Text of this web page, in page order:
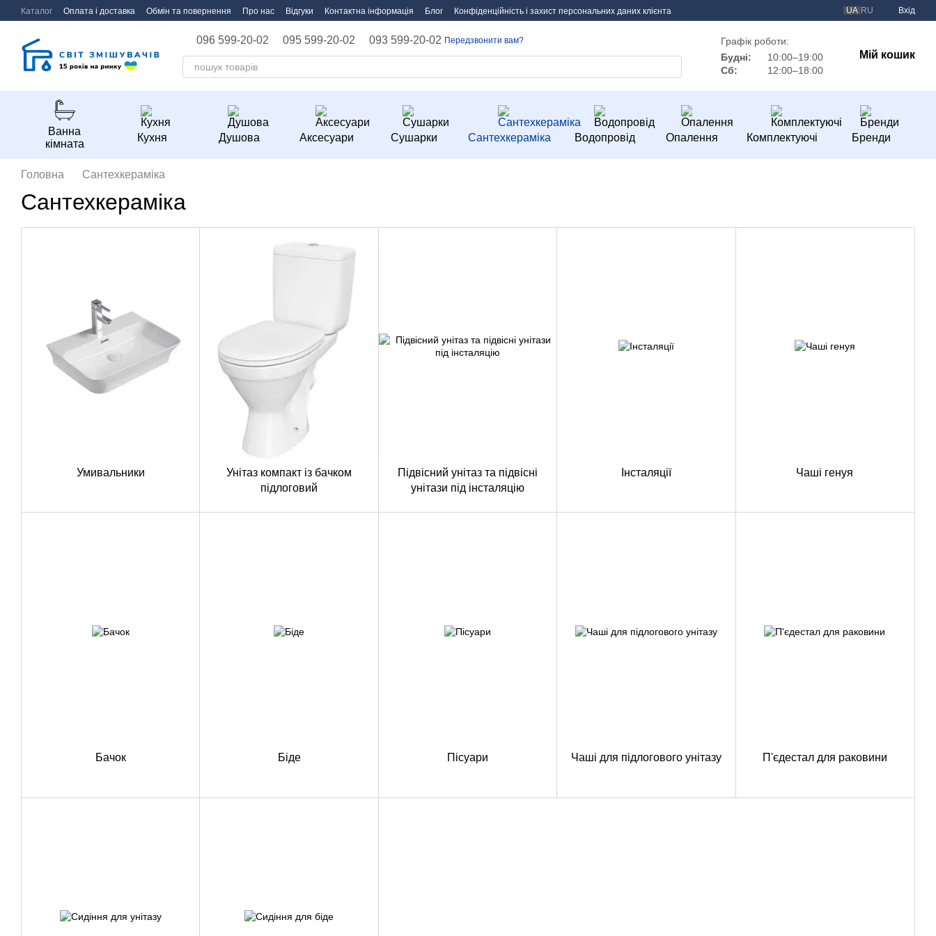
Перейти до основного контенту
Каталог Оплата і доставка Обмін та повернення Про нас Відгуки Контактна інформація Блог Конфіденційність і захист персональних даних клієнта UA RU Вхід
096 599-20-02 095 599-20-02 093 599-20-02 Передзвонити вам?
Графік роботи:
Будні:
10:00–19:00
Сб:
12:00–18:00
Мій кошик
Ванна
кімната
Кухня Душова Аксесуари Сушарки Сантехкераміка Водопровід Опалення Комплектуючі Бренди
Головна Сантехкераміка
Сантехкераміка
Умивальники
Унітаз компакт із бачком
підлоговий
Підвісний унітаз та підвісні
унітази під інсталяцію
Інсталяції Чаші генуя
Бачок Біде Пісуари Чаші для підлогового унітазу П'єдестал для раковини